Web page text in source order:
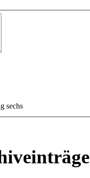
sechs